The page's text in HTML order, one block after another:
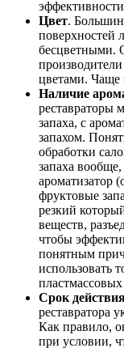
Цвет.
поверхностей
бесцветными.
цветами. Чаще
Наличие
реставраторы
запаха, с
запахом.
обработки
запаха
ароматизатор
фруктовые
резкий
веществ,
чтобы
понятным
использовать
Срок
реставратора
Как правило,
при условии,